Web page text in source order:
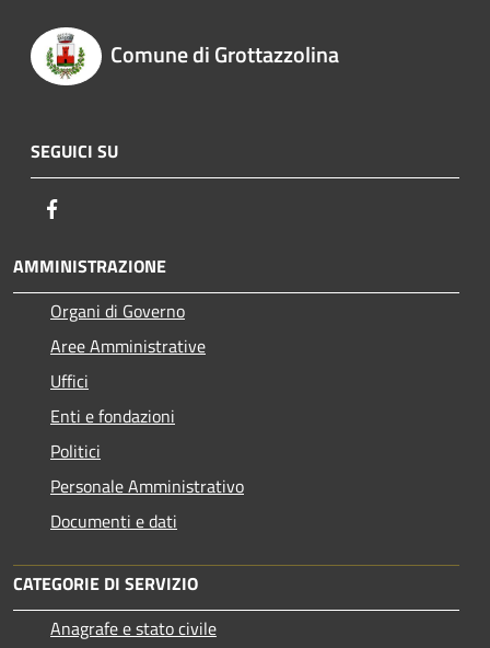
Comune di Grottazzolina
SEGUICI SU
AMMINISTRAZIONE
Organi di Governo
Aree Amministrative
Uffici
Enti e fondazioni
Politici
Personale Amministrativo
Documenti e dati
CATEGORIE DI SERVIZIO
Anagrafe e stato civile